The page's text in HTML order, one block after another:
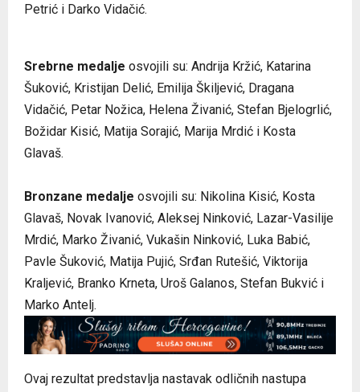
Petrić i Darko Vidačić.
Srebrne medalje osvojili su: Andrija Kržić, Katarina
Šuković, Kristijan Delić, Emilija Škiljević, Dragana
Vidačić, Petar Nožica, Helena Živanić, Stefan Bjelogrlić,
Božidar Kisić, Matija Sorajić, Marija Mrdić i Kosta
Glavaš.
Bronzane medalje osvojili su: Nikolina Kisić, Kosta
Glavaš, Novak Ivanović, Aleksej Ninković, Lazar-Vasilije
Mrdić, Marko Živanić, Vukašin Ninković, Luka Babić,
Pavle Šuković, Matija Pujić, Srđan Rutešić, Viktorija
Kraljević, Branko Krneta, Uroš Galanos, Stefan Bukvić i
Marko Antelj.
Ovaj rezultat predstavlja nastavak odličnih nastupa